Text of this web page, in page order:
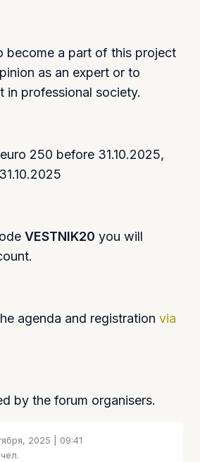
become a part of this project
as an expert or to
in professional society.
250 before 31.10.2025,
VESTNIK20 you will
agenda and registration via
by the forum organisers.
2025 | 09:41
чел.